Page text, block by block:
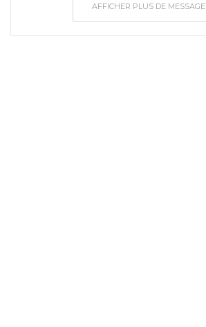
AFFICHER PLUS DE